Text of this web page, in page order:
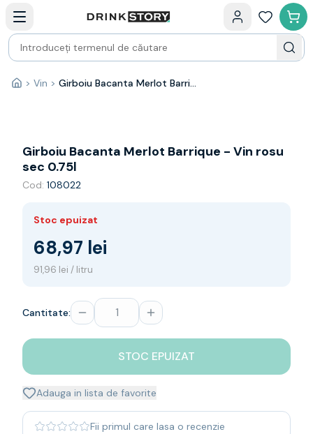
Bauturi fine — selectie
Produse Noi
Cosuri cadou
Pachete & Cadouri
Vin
Franta
Spania
Africa de Sud
Germania
Noua Zeelanda
Spumante
Sampanie
Single malt
Japanese
Bourbon
Blanded Japanese
Acasă
> Vin > Girboiu Bacanta Merlot Barrique - Vin rosu sec 0.75l
Girboiu Bacanta Merlot Barrique - Vin rosu
sec 0.75l
Cod: 108022
Stoc epuizat
68,97 lei
91,96 lei / litru
Cantitate:
STOC EPUIZAT
Adauga in lista de favorite
Fii primul care lasa o recenzie